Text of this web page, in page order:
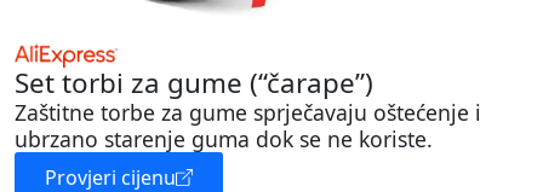
Set torbi za gume (“čarape”)
Zaštitne torbe za gume sprječavaju oštećenje i
ubrzano starenje guma dok se ne koriste.
Provjeri cijenu